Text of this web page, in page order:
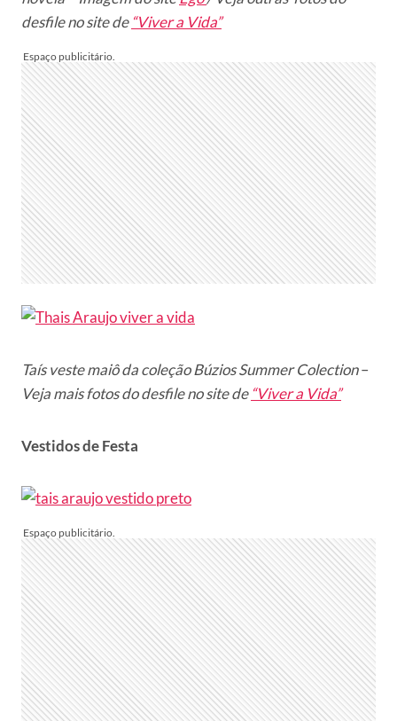
desfile no site de “Viver a Vida”
Taís veste maiô da coleção Búzios Summer Colection–
Veja mais fotos do desfile no site de “Viver a Vida”
Vestidos de Festa